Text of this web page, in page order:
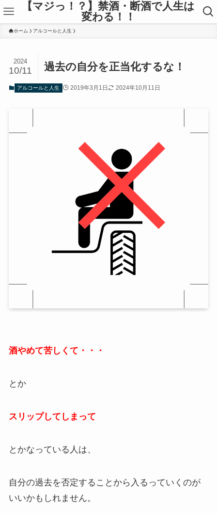
【マジっ！？】禁酒・断酒で人生は
変わる！！
ホーム アルコールと人生
過去の自分を正当化するな！
2024
10/11
アルコールと人生 2019年3月1日 2024年10月11日
酒やめて苦しくて・・・
とか
スリップしてしまって
とかなっている人は、
自分の過去を否定することから入るっていくのが
いいかもしれません。